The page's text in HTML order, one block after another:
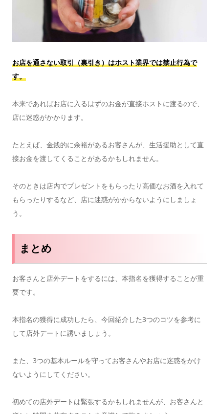
お店を通さない取引（裏引き）はホスト業界では禁止行為で
す。
本来であればお店に入るはずのお金が直接ホストに渡るので、
店に迷惑がかかります。
たとえば、金銭的に余裕があるお客さんが、生活援助として直
接お金を渡してくることがあるかもしれません。
そのときは店内でプレゼントをもらったり高価なお酒を入れて
もらったりするなど、店に迷惑がかからないようにしましょ
う。
まとめ
お客さんと店外デートをするには、本指名を獲得することが重
要です。
本指名の獲得に成功したら、今回紹介した3つのコツを参考に
して店外デートに誘いましょう。
また、3つの基本ルールを守ってお客さんやお店に迷惑をかけ
ないようにしてください。
初めての店外デートは緊張するかもしれませんが、お客さんと